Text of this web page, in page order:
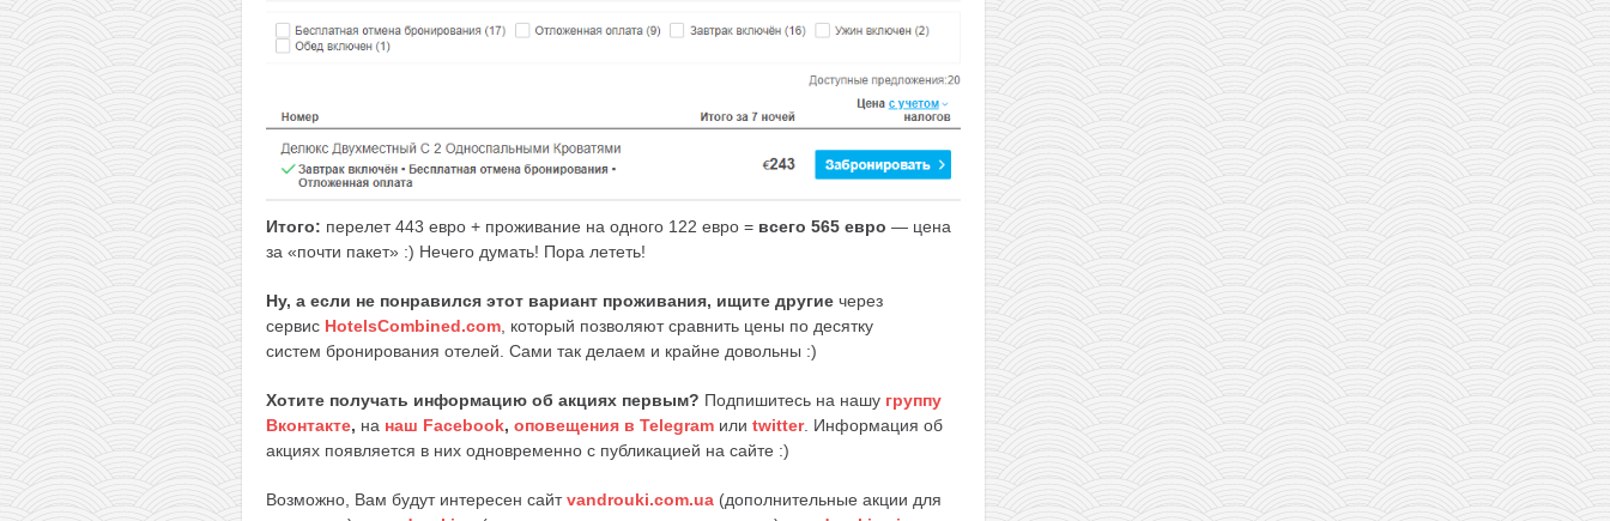
Итого: перелет 443 евро + проживание на одного 122 евро = всего 565 евро — цена
за «почти пакет» :) Нечего думать! Пора лететь!
Ну, а если не понравился этот вариант проживания, ищите другие через
сервис HotelsCombined.com, который позволяют сравнить цены по десятку
систем бронирования отелей. Сами так делаем и крайне довольны :)
Хотите получать информацию об акциях первым? Подпишитесь на нашу группу
Вконтакте, на наш Facebook, оповещения в Telegram или twitter. Информация об
акциях появляется в них одновременно с публикацией на сайте :)
Возможно, Вам будут интересен сайтvandrouki.com.ua (дополнительные акции для